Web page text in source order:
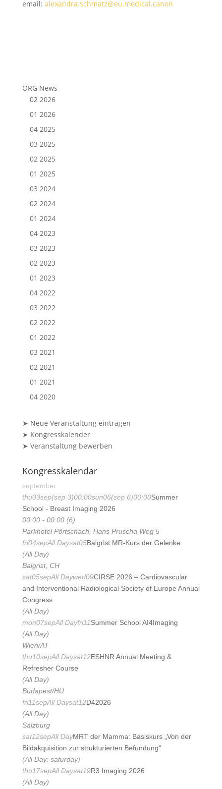
email: alexandra.schmatz@eu.medical.canon
ÖRG News
02 2026
01 2026
04 2025
03 2025
02 2025
01 2025
03 2024
02 2024
01 2024
04 2023
03 2023
02 2023
01 2023
04 2022
03 2022
02 2022
01 2022
03 2021
02 2021
01 2021
04 2020
➤ Neue Veranstaltung eintragen
➤ Kongresskalender
➤ Veranstaltung bewerben
Kongresskalendar
september
thu03sep(sep 3)00:00sun06(sep 6)00:00Summer
School - Breast Imaging 2026
00:00 - 00:00 (6)
Parkhotel Pörtschach, Hans Pruscha Weg 5
fri04sepAll Daysat05Balgrist MR-Kurs der Gelenke
(All Day)
Balgrist, CH
sat05sepAll Daywed09CIRSE 2026 – Cardiovascular
and Interventional Radiological Society of Europe Annual
Congress
(All Day)
mon07sepAll Dayfri11Summer School AI4Imaging
(All Day)
Wien/AT
thu10sepAll Daysat12ESHNR Annual Meeting &
Refresher Course
(All Day)
Budapest/HU
fri11sepAll Daysat12D42026
(All Day)
Salzburg
sat12sepAll DayMRT der Mamma: Basiskurs „Von der
Bildakquisition zur strukturierten Befundung“
(All Day: saturday)
thu17sepAll Daysat19R3 Imaging 2026
(All Day)